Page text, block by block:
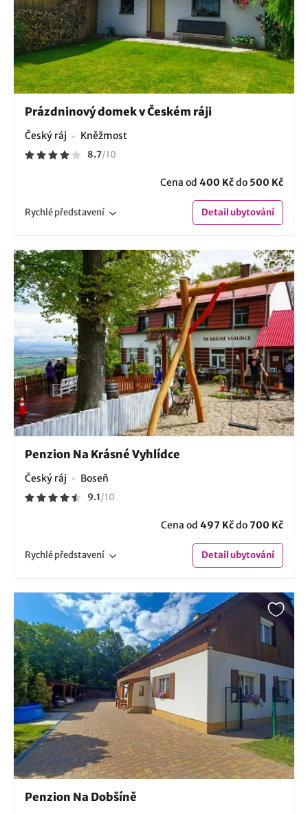
Prázdninový domek v Českém ráji
Český ráj Kněžmost
8.7/10
Cena od 400 Kčdo 500 Kč
Rychlépředstavení Detailubytování
Penzion Na Krásné Vyhlídce
Český ráj Boseň
9.1/10
Cena od 497 Kčdo700 Kč
Rychlépředstavení Detailubytování
Penzion Na Dobšíně